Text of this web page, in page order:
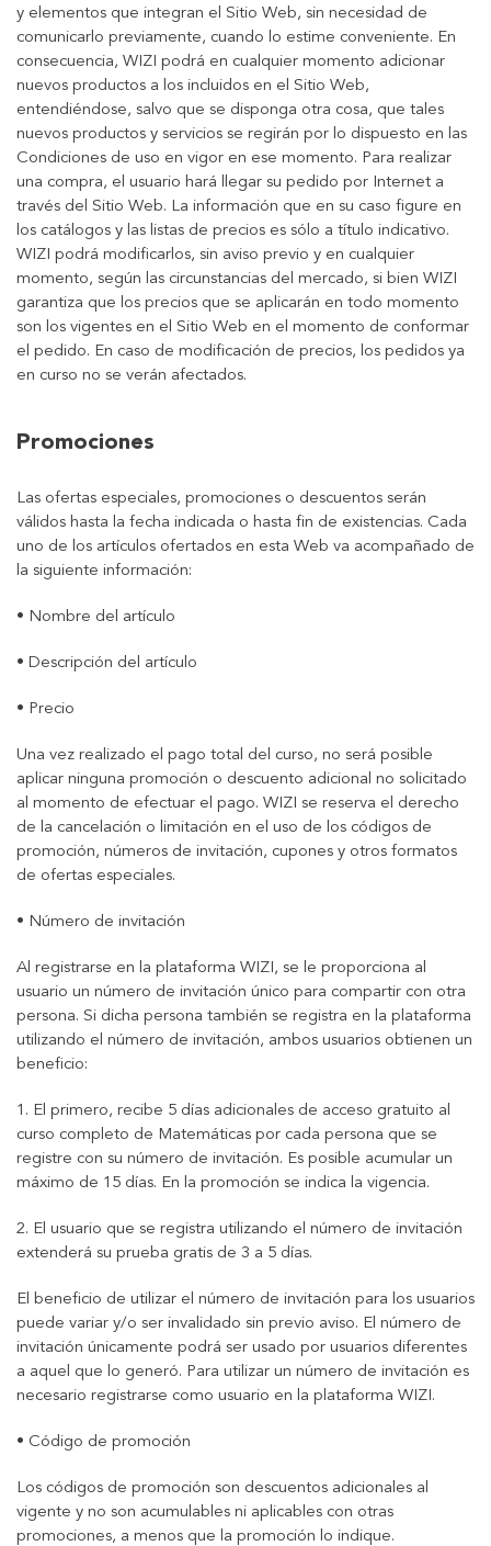
y elementos que integran el Sitio Web, sin necesidad de
comunicarlo previamente, cuando lo estime conveniente. En
consecuencia, WIZI podrá en cualquier momento adicionar
nuevos productos a los incluidos en el Sitio Web,
entendiéndose, salvo que se disponga otra cosa, que tales
nuevos productos y servicios se regirán por lo dispuesto en las
Condiciones de uso en vigor en ese momento. Para realizar
una compra, el usuario hará llegar su pedido por Internet a
través del Sitio Web. La información que en su caso figure en
los catálogos y las listas de precios es sólo a título indicativo.
WIZI podrá modificarlos, sin aviso previo y en cualquier
momento, según las circunstancias del mercado, si bien WIZI
garantiza que los precios que se aplicarán en todo momento
son los vigentes en el Sitio Web en el momento de conformar
el pedido. En caso de modificación de precios, los pedidos ya
en curso no se verán afectados.
Promociones
Las ofertas especiales, promociones o descuentos serán
válidos hasta la fecha indicada o hasta fin de existencias. Cada
uno de los artículos ofertados en esta Web va acompañado de
la siguiente información:
• Nombre del artículo
• Descripción del artículo
• Precio
Una vez realizado el pago total del curso, no será posible
aplicar ninguna promoción o descuento adicional no solicitado
al momento de efectuar el pago. WIZI se reserva el derecho
de la cancelación o limitación en el uso de los códigos de
promoción, números de invitación, cupones y otros formatos
de ofertas especiales.
• Número de invitación
Al registrarse en la plataforma WIZI, se le proporciona al
usuario un número de invitación único para compartir con otra
persona. Si dicha persona también se registra en la plataforma
utilizando el número de invitación, ambos usuarios obtienen un
beneficio:
1. El primero, recibe 5 días adicionales de acceso gratuito al
curso completo de Matemáticas por cada persona que se
registre con su número de invitación. Es posible acumular un
máximo de 15 días. En la promoción se indica la vigencia.
2. El usuario que se registra utilizando el número de invitación
extenderá su prueba gratis de 3 a 5 días.
El beneficio de utilizar el número de invitación para los usuarios
puede variar y/o ser invalidado sin previo aviso. El número de
invitación únicamente podrá ser usado por usuarios diferentes
a aquel que lo generó. Para utilizar un número de invitación es
necesario registrarse como usuario en la plataforma WIZI.
• Código de promoción
Los códigos de promoción son descuentos adicionales al
vigente y no son acumulables ni aplicables con otras
promociones, a menos que la promoción lo indique.